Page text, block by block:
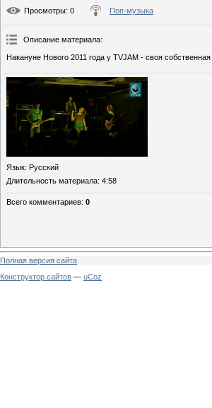
Просмотры: 0 Поп-музыка
Описание материала:
Накануне Нового 2011 года у TVJAM - своя
Язык: Русский
Длительность материала: 4:58
Всего комментариев: 0
Полная версия сайта
Конструктор сайтов — uCoz